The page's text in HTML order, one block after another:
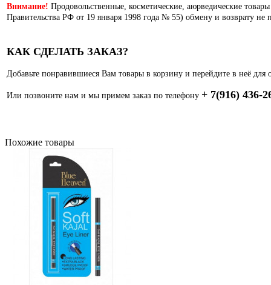
Внимание! Продовольственные, косметические, аюрведические
Правительства РФ от 19 января 1998 года № 55) обмену и возврату не
КАК СДЕЛАТЬ ЗАКАЗ?
Добавьте понравившиеся Вам товары в корзину и перейдите в неё для
Или позвоните нам и мы примем заказ по телефону + 7(916) 436-
Похожие товары